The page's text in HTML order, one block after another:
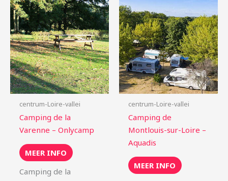
centrum-Loire-vallei
Camping de la
Varenne – Onlycamp
MEER INFO
Camping de la
centrum-Loire-vallei
Camping de
Montlouis-sur-Loire –
Aquadis
MEER INFO